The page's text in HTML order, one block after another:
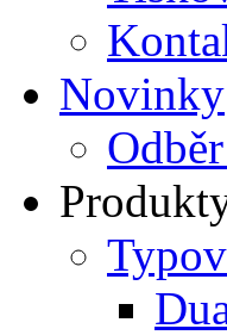
Novinky